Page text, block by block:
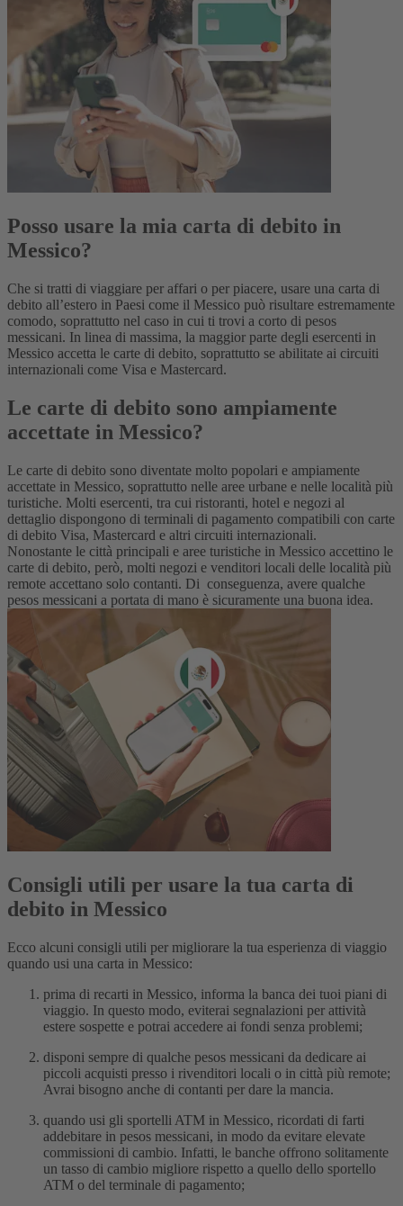
Posso usare la mia carta di debito in
Messico?
Che si tratti di viaggiare per affari o per piacere, usare una carta di
debito all’estero in Paesi come il Messico può risultare estremamente
comodo, soprattutto nel caso in cui ti trovi a corto di pesos
messicani. In linea di massima, la maggior parte degli esercenti in
Messico accetta le carte di debito, soprattutto se abilitate ai circuiti
internazionali come Visa e Mastercard.
Le carte di debito sono ampiamente
accettate in Messico?
Le carte di debito sono diventate molto popolari e ampiamente
accettate in Messico, soprattutto nelle aree urbane e nelle località più
turistiche. Molti esercenti, tra cui ristoranti, hotel e negozi al
dettaglio dispongono di terminali di pagamento compatibili con carte
di debito Visa, Mastercard e altri circuiti internazionali.
Nonostante le città principali e aree turistiche in Messico accettino le
carte di debito, però, molti negozi e venditori locali delle località più
remote accettano solo contanti. Di conseguenza, avere qualche
pesos messicani a portata di mano è sicuramente una buona idea.
Consigli utili per usare la tua carta di
debito in Messico
Ecco alcuni consigli utili per migliorare la tua esperienza di viaggio
quando usi una carta in Messico:
prima di recarti in Messico, informa la banca dei tuoi piani di
viaggio. In questo modo, eviterai segnalazioni per attività
estere sospette e potrai accedere ai fondi senza problemi;
disponi sempre di qualche pesos messicani da dedicare ai
piccoli acquisti presso i rivenditori locali o in città più remote;
Avrai bisogno anche di contanti per dare la mancia.
quando usi gli sportelli ATM in Messico, ricordati di farti
addebitare in pesos messicani, in modo da evitare elevate
commissioni di cambio. Infatti, le banche offrono solitamente
un tasso di cambio migliore rispetto a quello dello sportello
ATM o del terminale di pagamento;